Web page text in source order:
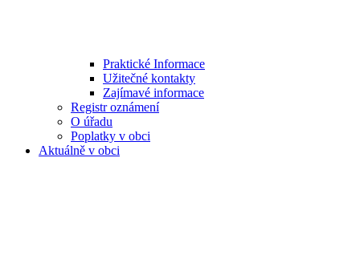
Praktické Informace
Užitečné kontakty
Zajímavé informace
Registr oznámení
O úřadu
Poplatky v obci
Aktuálně v obci